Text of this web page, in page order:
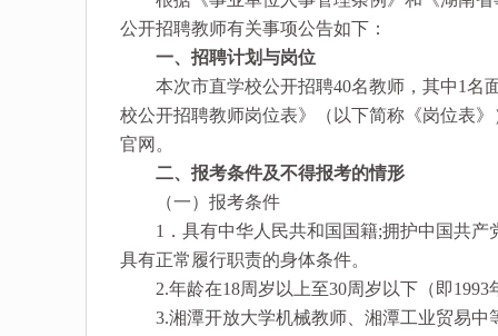
公开招聘教师有关事项公告如下：
一、招聘计划与岗位
本次市直学校公开招聘40名教师，其中1名
校公开招聘教师岗位表》（以下简称《岗位表
官网。
二、报考条件及不得报考的情形
（一）报考条件
1．具有中华人民共和国国籍;拥护中国共产
具有正常履行职责的身体条件。
2.年龄在18周岁以上至30周岁以下（即1993
3.湘潭开放大学机械教师、湘潭工业贸易中